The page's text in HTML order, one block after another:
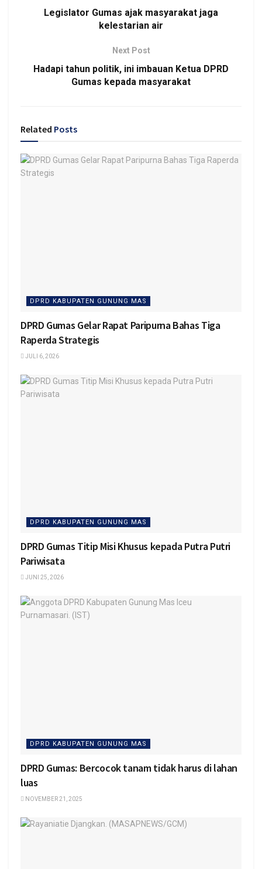
Legislator Gumas ajak masyarakat jaga
kelestarian air
Next Post
Hadapi tahun politik, ini imbauan Ketua DPRD
Gumas kepada masyarakat
Related Posts
DPRD KABUPATEN GUNUNG MAS
DPRD Gumas Gelar Rapat Paripurna Bahas Tiga
Raperda Strategis
JULI 6, 2026
DPRD KABUPATEN GUNUNG MAS
DPRD Gumas Titip Misi Khusus kepada Putra Putri
Pariwisata
JUNI 25, 2026
DPRD KABUPATEN GUNUNG MAS
DPRD Gumas: Bercocok tanam tidak harus di lahan
luas
NOVEMBER 21, 2025